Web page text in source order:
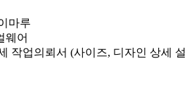
마루
웨어
작업의뢰서 (사이즈, 디자인 상세 설